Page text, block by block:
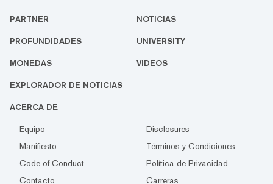
PARTNER NOTICIAS
PROFUNDIDADES UNIVERSITY
MONEDAS VIDEOS
EXPLORADOR DE NOTICIAS
ACERCA DE
Equipo
Disclosures
Manifiesto
Términos y Condiciones
Code of Conduct
Política de Privacidad
Contacto
Carreras